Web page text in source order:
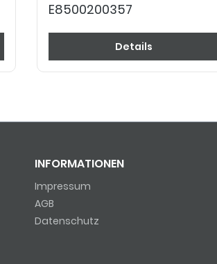
E8500200357
Details
INFORMATIONEN
Impressum
AGB
Datenschutz